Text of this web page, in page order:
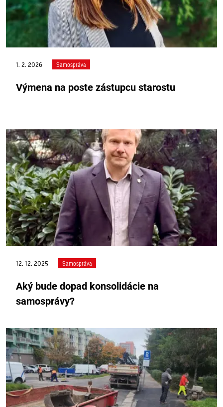
1. 2. 2026 Samospráva
Výmena na poste zástupcu starostu
12. 12. 2025 Samospráva
Aký bude dopad konsolidácie na
samosprávy?